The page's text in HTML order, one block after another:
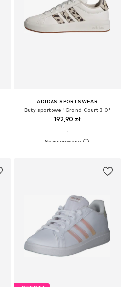
ADIDAS SPORTSWEAR
Buty sportowe 'Grand Court 3.0'
192,90 zł